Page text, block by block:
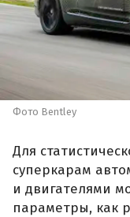
Фото Bentley
Для
суперкарам
и двигателями
параметры, как